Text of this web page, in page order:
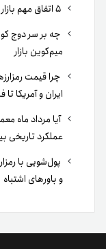
چه بر سر دوج
میم‌کوین بازار
ایران و آمریکا
آیا مرداد ماه
عملکرد تاریخی
پول‌شویی با
و باورهای اشتباه